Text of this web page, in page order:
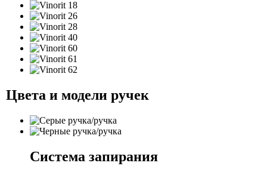
Цвета и модели ручек
Система запирания